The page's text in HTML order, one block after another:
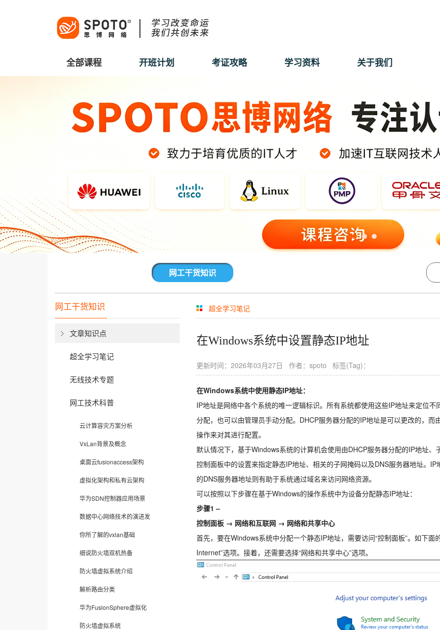
全部课程 开班计划 考证攻略 学习资料 关于我们
网工干货知识
网工干货知识
文章知识点
超全学习笔记
无线技术专题
网工技术科普
云计算容灾方案分析
VxLan背景及概念
桌面云fusionaccess架构
虚拟化架构和私有云架构
华为SDN控制器应用场景
数据中心网络技术的演进发
你所了解的vxlan基础
细说防火墙双机热备
防火墙虚拟系统介绍
解析路由分类
华为FusionSphere虚拟化
防火墙虚拟系统
超全学习笔记
在Windows系统中设置静态IP地址
更新时间：2026年03月27日 作者：spoto 标签(Tag)：
在Windows系统中使用静态IP地址：
IP地址是网络中各个系统的唯一逻辑标识。所有系统都使用这些IP地址来定位
分配，也可以由管理员手动分配。DHCP服务器分配的IP地址是可以更改的，
操作来对其进行配置。
默认情况下，基于Windows系统的计算机会使用由DHCP服务器分配的IP地址
控制面板中的设置来指定静态IP地址、相关的子网掩码以及DNS服务器地址。
的DNS服务器地址则有助于系统通过域名来访问网络资源。
可以按照以下步骤在基于Windows的操作系统中为设备分配静态IP地址：
步骤1 –
控制面板 → 网络和互联网 → 网络和共享中心
首先，要在Windows系统中分配一个静态IP地址，需要访问“控制面板”。如下面
Internet”选项。接着，还需要选择“网络和共享中心”选项。